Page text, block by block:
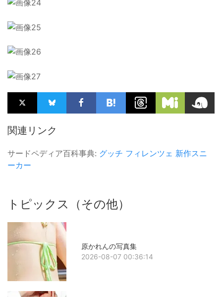
関連リンク
サードペディア百科事典: グッチ フィレンツェ 新作スニ
ーカー
トピックス（その他）
原かれんの写真集
2026-08-07 00:36:14